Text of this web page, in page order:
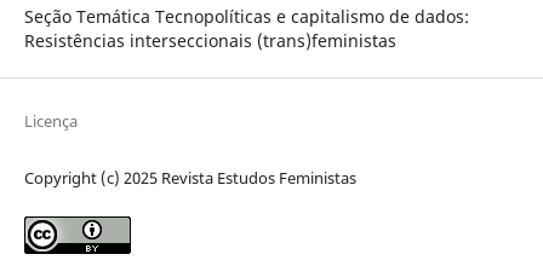
Seção Temática Tecnopolíticas e capitalismo de dados:
Resistências interseccionais (trans)feministas
Licença
Copyright (c) 2025 Revista Estudos Feministas